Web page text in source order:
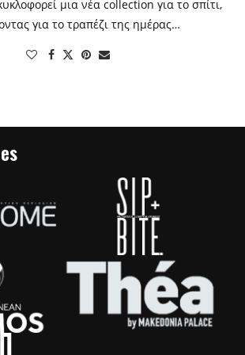
μια νέα collection για το σπίτι,
για το τραπέζι της ημέρας…